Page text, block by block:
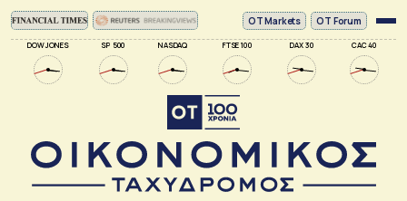
DOW JONES SP 500 NASDAQ FTSE 100 DAX 30 CAC 40
ΟΤ Markets OT Forum